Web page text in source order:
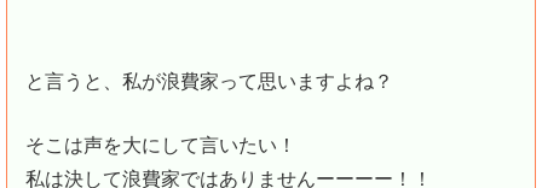
と言うと、私が浪費家って思いますよね？
そこは声を大にして言いたい！
私は決して浪費家ではありませんーーーー！！